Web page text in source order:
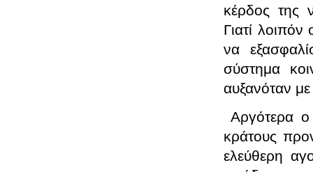
κέρδος της
Γιατί
να
σύστημα
αυξανόταν
Αργότερα
κράτους
ελεύθερη